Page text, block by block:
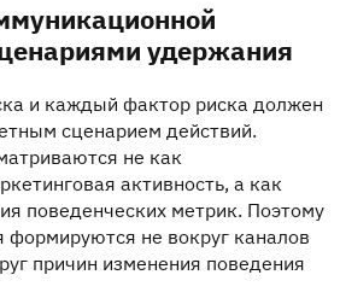
удержания
и каждый фактор риска должен
сценарием действий.
не как
активность, а как
поведенческих метрик. Поэтому
не вокруг каналов
причин изменения поведения